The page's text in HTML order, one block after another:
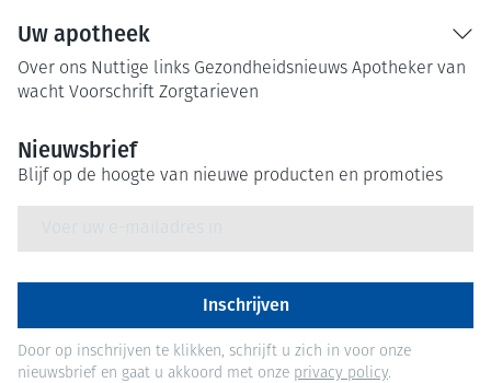
Uw apotheek
Over ons Nuttige links Gezondheidsnieuws Apotheker van
wacht Voorschrift Zorgtarieven
Nieuwsbrief
Blijf op de hoogte van nieuwe producten en promoties
Inschrijven
Door op inschrijven te klikken, schrijft u zich in voor onze
nieuwsbrief en gaat u akkoord met onze privacy policy.